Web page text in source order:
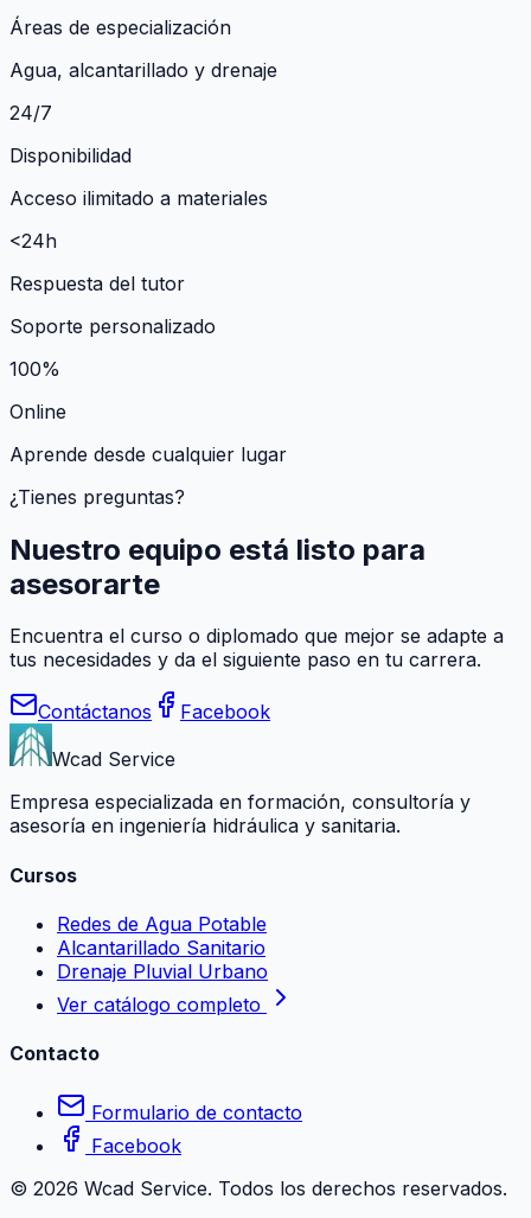
Áreas de especialización
Agua, alcantarillado y drenaje
24/7
Disponibilidad
Acceso ilimitado a materiales
<24h
Respuesta del tutor
Soporte personalizado
100%
Online
Aprende desde cualquier lugar
¿Tienes preguntas?
Nuestro equipo está listo para
asesorarte
Encuentra el curso o diplomado que mejor se adapte a
tus necesidades y da el siguiente paso en tu carrera.
Contáctanos
Facebook
Wcad Service
Empresa especializada en formación, consultoría y
asesoría en ingeniería hidráulica y sanitaria.
Cursos
Redes de Agua Potable
Alcantarillado Sanitario
Drenaje Pluvial Urbano
Ver catálogo completo
Contacto
Formulario de contacto
Facebook
© 2026 Wcad Service. Todos los derechos reservados.